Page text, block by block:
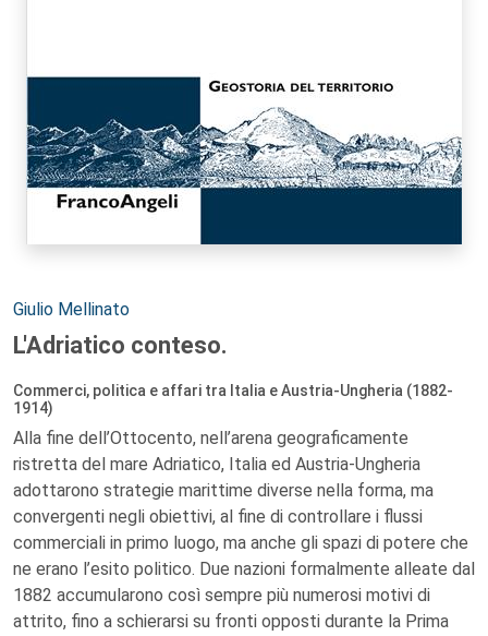
Autori:
Giulio Mellinato
L'Adriatico conteso.
Commerci, politica e affari tra Italia e Austria-Ungheria (1882-
1914)
Alla fine dell’Ottocento, nell’arena geograficamente
ristretta del mare Adriatico, Italia ed Austria-Ungheria
adottarono strategie marittime diverse nella forma, ma
convergenti negli obiettivi, al fine di controllare i flussi
commerciali in primo luogo, ma anche gli spazi di potere che
ne erano l’esito politico. Due nazioni formalmente alleate dal
1882 accumularono così sempre più numerosi motivi di
attrito, fino a schierarsi su fronti opposti durante la Prima